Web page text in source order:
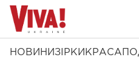
НОВИНИ ЗІРКИ КРАСА